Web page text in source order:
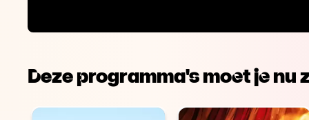
Deze programma's moet je nu